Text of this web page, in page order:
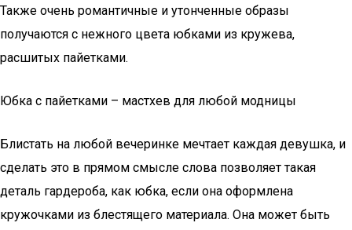
Также очень романтичные и утонченные образы
получаются с нежного цвета юбками из кружева,
расшитых пайетками.
Юбка с пайетками – мастхев для любой модницы
Блистать на любой вечеринке мечтает каждая девушка, и
сделать это в прямом смысле слова позволяет такая
деталь гардероба, как юбка, если она оформлена
кружочками из блестящего материала. Она может быть